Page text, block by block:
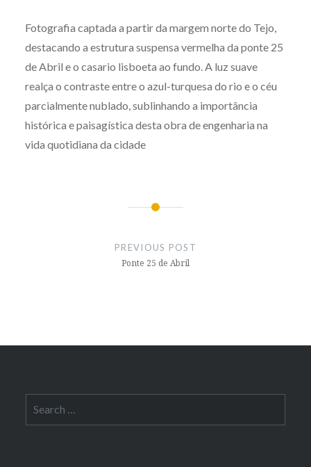
Fotografia captada a partir da margem norte do Tejo,
destacando a estrutura suspensa vermelha da ponte 25
de Abril e o casario lisboeta ao fundo. A luz suave
realça o contraste entre o azul-turquesa do rio e o céu
parcialmente nublado, sublinhando a importância
histórica e paisagística desta obra de engenharia na
vida quotidiana da cidade
PREVIOUS POST
Ponte 25 de Abril
for: